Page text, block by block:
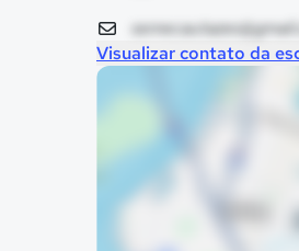
Visualizar contato da